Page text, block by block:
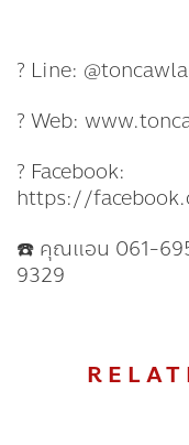
? Line:
? Web:
? Facebook:
https://
☎️ คุณแอน 061-
9329